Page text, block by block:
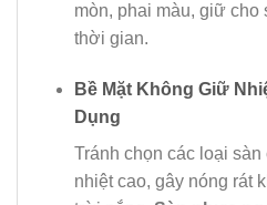
mòn, phai màu, giữ cho
thời gian.
Bề Mặt Không Giữ
Dụng
Tránh chọn các loại sàn
nhiệt cao, gây nóng rát